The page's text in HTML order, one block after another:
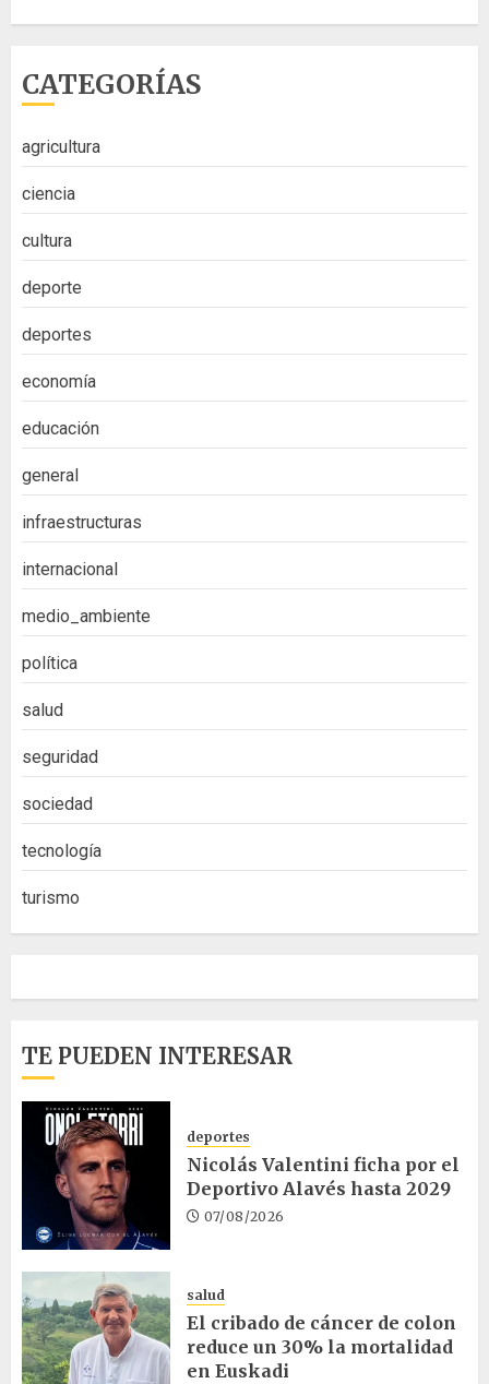
CATEGORÍAS
agricultura
ciencia
cultura
deporte
deportes
economía
educación
general
infraestructuras
internacional
medio_ambiente
política
salud
seguridad
sociedad
tecnología
turismo
TE PUEDEN INTERESAR
deportes
Nicolás Valentini ficha por el
Deportivo Alavés hasta 2029
07/08/2026
salud
El cribado de cáncer de colon
reduce un 30% la mortalidad
en Euskadi